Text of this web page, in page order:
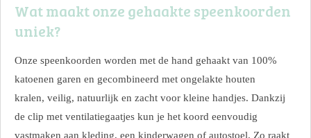
Wat maakt onze gehaakte speenkoorden
uniek?
Onze speenkoorden worden met de hand gehaakt van 100%
katoenen garen en gecombineerd met ongelakte houten
kralen, veilig, natuurlijk en zacht voor kleine handjes. Dankzij
de clip met ventilatiegaatjes kun je het koord eenvoudig
vastmaken aan kleding, een kinderwagen of autostoel. Zo raakt